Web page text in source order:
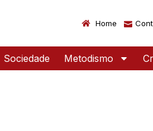
Home
Sociedade Metodismo